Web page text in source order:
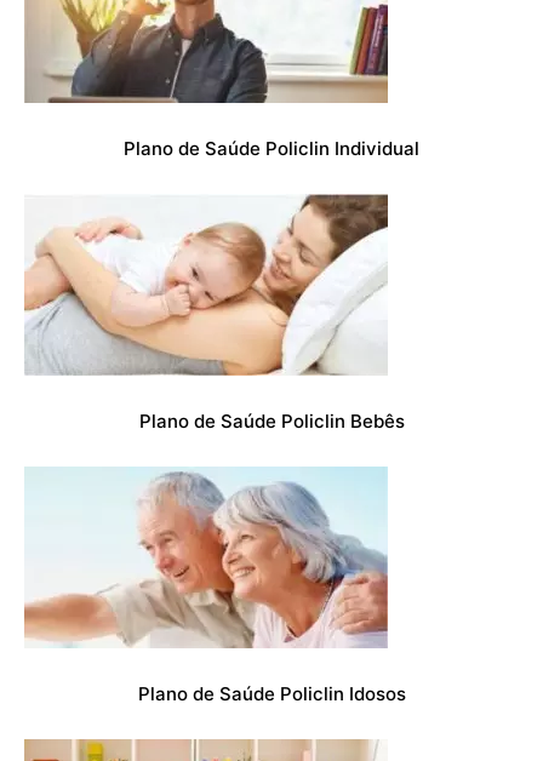
Plano de Saúde Policlin Individual
Plano de Saúde Policlin Bebês
Plano de Saúde Policlin Idosos